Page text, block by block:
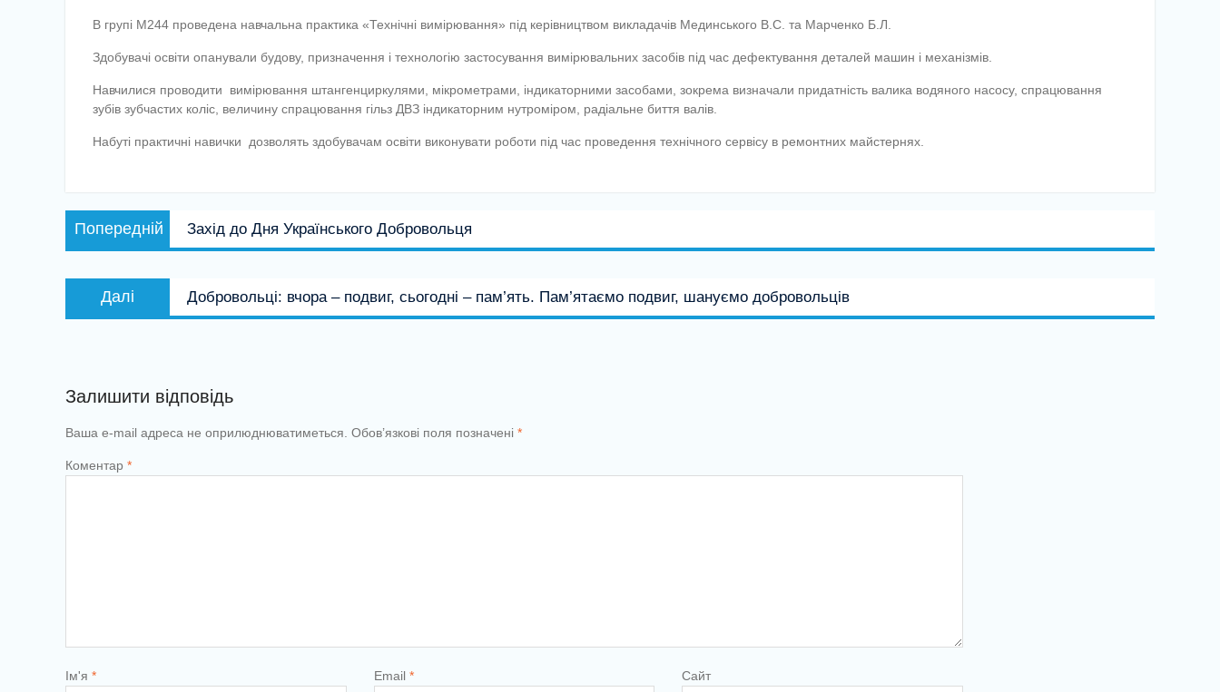
В групі М244 проведена навчальна практика «Технічні вимірювання» під керівництвом викладачів Мединського В.С. та Марченко Б.Л.
Здобувачі освіти опанували будову, призначення і технологію застосування вимірювальних засобів під час дефектування деталей машин і механізмів.
Навчилися проводити вимірювання штангенциркулями, мікрометрами, індикаторними засобами, зокрема визначали придатність валика водяного насосу, спрацювання
зубів зубчастих коліс, величину спрацювання гільз ДВЗ індикаторним нутроміром, радіальне биття валів.
Набуті практичні навички дозволять здобувачам освіти виконувати роботи під час проведення технічного сервісу в ремонтних майстернях.
Навігація
записів
Попередній
запис:
Захід до Дня Українського Добровольця
Далі
запис:
Добровольці: вчора – подвиг, сьогодні – пам’ять. Пам’ятаємо подвиг, шануємо добровольців
Залишити відповідь
Ваша e-mail адреса не оприлюднюватиметься. Обов’язкові поля позначені *
Коментар *
Ім'я * Email * Сайт